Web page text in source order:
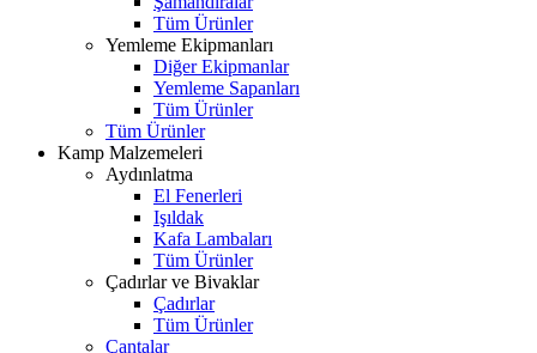
Tüm Ürünler
Yemleme Ekipmanları
Diğer Ekipmanlar
Yemleme Sapanları
Tüm Ürünler
Tüm Ürünler
Kamp Malzemeleri
Aydınlatma
El Fenerleri
Işıldak
Kafa Lambaları
Tüm Ürünler
Çadırlar ve Bivaklar
Çadırlar
Tüm Ürünler
Çantalar